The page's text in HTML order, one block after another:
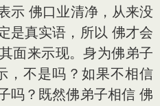
示 佛口业清净，从来没
是真实语，所以 佛才会
面来示现。身为佛弟子
，不是吗？如果不相信
吗？既然佛弟子相信 佛